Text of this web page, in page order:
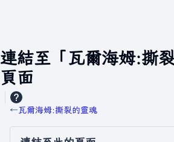
連結至「瓦爾海姆:撕
頁面
←瓦爾海姆:撕裂的靈魂